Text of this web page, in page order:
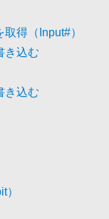
得（Input#）
き込む
き込む